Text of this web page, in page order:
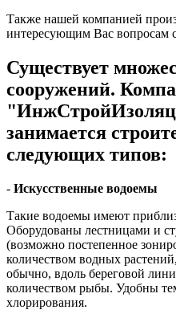
Также нашей компанией
интересующим Вас вопросам
Существует
сооружений.
занимается
следующих типов:
- Искусственные водоемы
Такие водоемы имеют
Оборудованы лестницами и
(возможно постепенное
количеством водных
обычно, вдоль береговой
количеством рыбы. Удобны
хлорирования.